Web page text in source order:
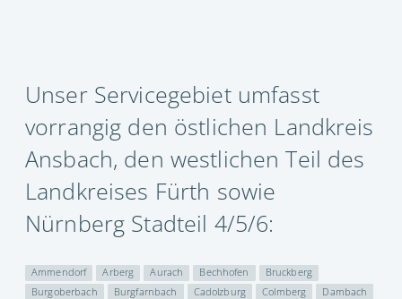
Unser Servicegebiet umfasst
vorrangig den östlichen Landkreis
Ansbach, den westlichen Teil des
Landkreises Fürth sowie
Nürnberg Stadteil 4/5/6:
Ammendorf Arberg Aurach Bechhofen
Bruckberg
Burgoberbach
Burgfarnbach Cadolzburg Colmberg
Dambach